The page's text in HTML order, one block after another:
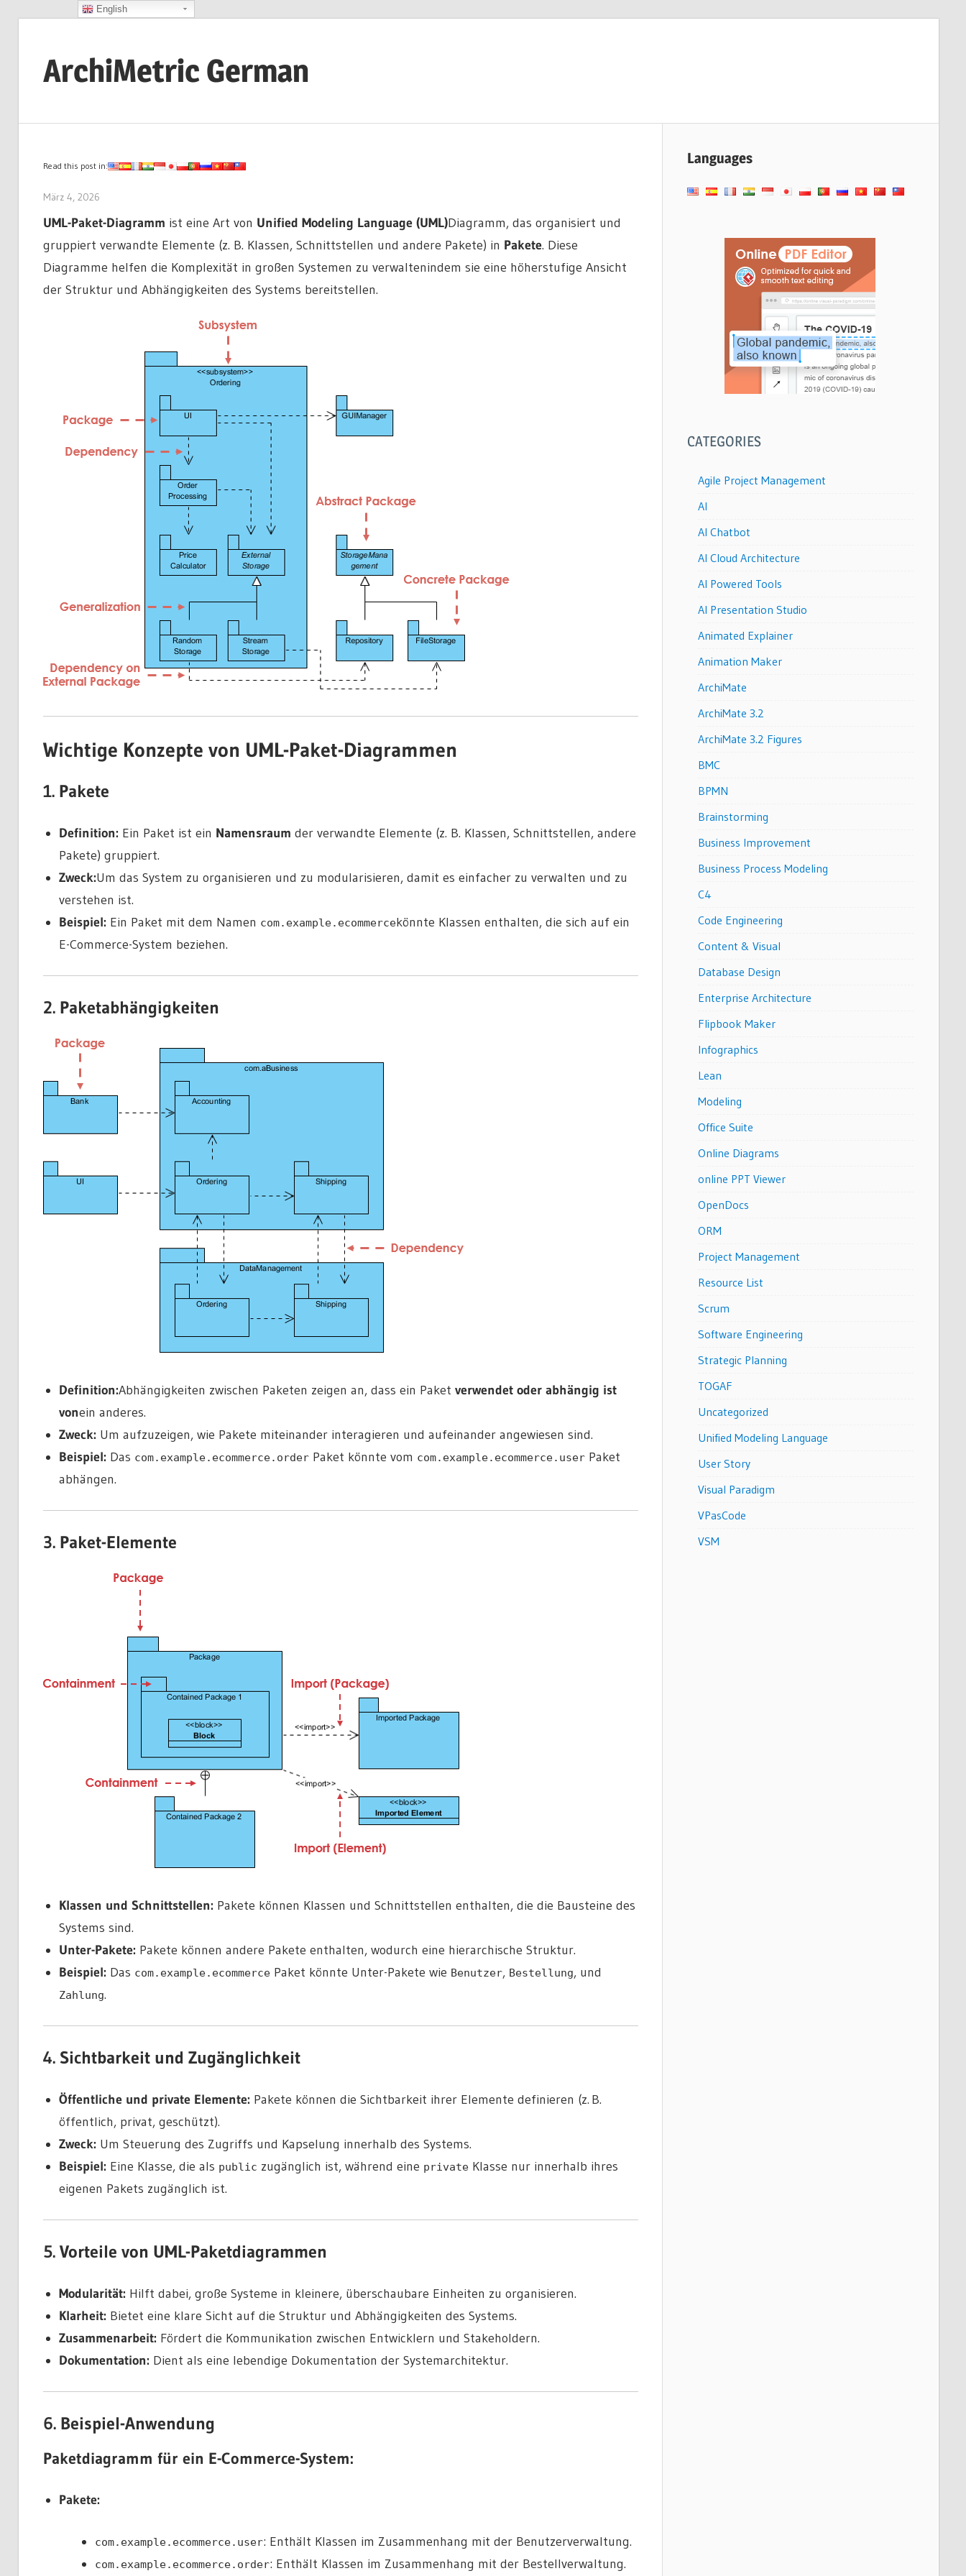
springen
ArchiMetric German
Dev
Scrum,
More
Read this post in:
März 4, 2026
UML-Paket-Diagramm ist eine Art von Unified Modeling Language (UML)Diagramm, das organisiert und
gruppiert verwandte Elemente (z. B. Klassen, Schnittstellen und andere Pakete) in Pakete. Diese
Diagramme helfen die Komplexität in großen Systemen zu verwaltenindem sie eine höherstufige Ansicht
der Struktur und Abhängigkeiten des Systems bereitstellen.
Wichtige Konzepte von UML-Paket-Diagrammen
1. Pakete
Definition: Ein Paket ist ein Namensraum der verwandte Elemente (z. B. Klassen, Schnittstellen, andere
Pakete) gruppiert.
Zweck:Um das System zu organisieren und zu modularisieren, damit es einfacher zu verwalten und zu
verstehen ist.
Beispiel: Ein Paket mit dem Namen com.example.ecommercekönnte Klassen enthalten, die sich auf ein
E-Commerce-System beziehen.
2. Paketabhängigkeiten
Definition:Abhängigkeiten zwischen Paketen zeigen an, dass ein Paket verwendet oder abhängig ist
vonein anderes.
Zweck: Um aufzuzeigen, wie Pakete miteinander interagieren und aufeinander angewiesen sind.
Beispiel: Das com.example.ecommerce.order Paket könnte vom com.example.ecommerce.user Paket
abhängen.
3. Paket-Elemente
Klassen und Schnittstellen: Pakete können Klassen und Schnittstellen enthalten, die die Bausteine des
Systems sind.
Unter-Pakete: Pakete können andere Pakete enthalten, wodurch eine hierarchische Struktur.
Beispiel: Das com.example.ecommerce Paket könnte Unter-Pakete wie Benutzer, Bestellung, und
Zahlung.
4. Sichtbarkeit und Zugänglichkeit
Öffentliche und private Elemente: Pakete können die Sichtbarkeit ihrer Elemente definieren (z. B.
öffentlich, privat, geschützt).
Zweck: Um Steuerung des Zugriffs und Kapselung innerhalb des Systems.
Beispiel: Eine Klasse, die als public zugänglich ist, während eine private Klasse nur innerhalb ihres
eigenen Pakets zugänglich ist.
5. Vorteile von UML-Paketdiagrammen
Modularität: Hilft dabei, große Systeme in kleinere, überschaubare Einheiten zu organisieren.
Klarheit: Bietet eine klare Sicht auf die Struktur und Abhängigkeiten des Systems.
Zusammenarbeit: Fördert die Kommunikation zwischen Entwicklern und Stakeholdern.
Dokumentation: Dient als eine lebendige Dokumentation der Systemarchitektur.
6. Beispiel-Anwendung
Paketdiagramm für ein E-Commerce-System:
Pakete:
com.example.ecommerce.user: Enthält Klassen im Zusammenhang mit der Benutzerverwaltung.
com.example.ecommerce.order: Enthält Klassen im Zusammenhang mit der Bestellverwaltung.
Languages
CATEGORIES
Agile Project Management
AI
AI Chatbot
AI Cloud Architecture
AI Powered Tools
AI Presentation Studio
Animated Explainer
Animation Maker
ArchiMate
ArchiMate 3.2
ArchiMate 3.2 Figures
BMC
BPMN
Brainstorming
Business Improvement
Business Process Modeling
C4
Code Engineering
Content & Visual
Database Design
Enterprise Architecture
Flipbook Maker
Infographics
Lean
Modeling
Office Suite
Online Diagrams
online PPT Viewer
OpenDocs
ORM
Project Management
Resource List
Scrum
Software Engineering
Strategic Planning
TOGAF
Uncategorized
Unified Modeling Language
User Story
Visual Paradigm
VPasCode
VSM
English